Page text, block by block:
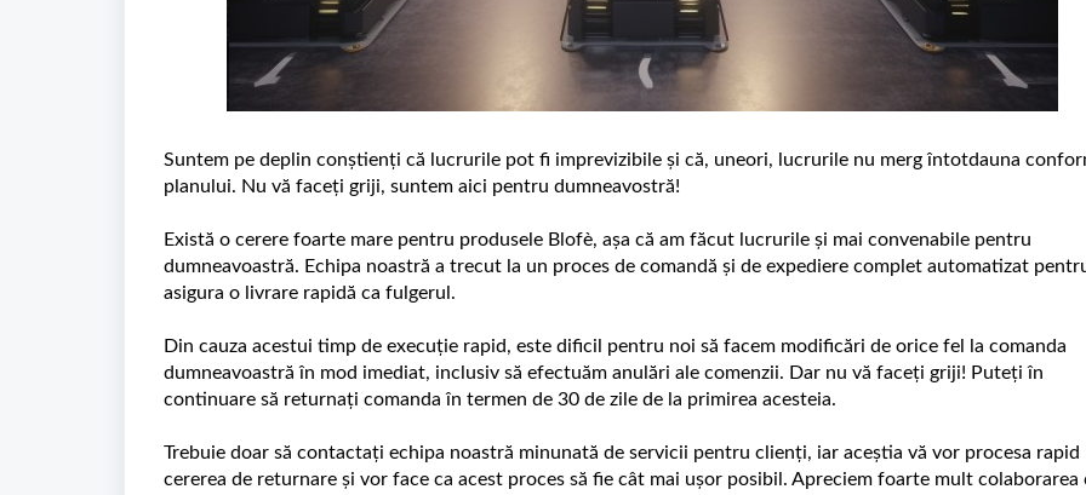
Suntem pe deplin conștienți că lucrurile pot fi imprevizibile și că, uneori, lucrurile nu merg întotdauna
planului. Nu vă faceți griji, suntem aici pentru dumneavostră!
Există o cerere foarte mare pentru produsele Blofè, așa că am făcut lucrurile și mai convenabile pentru
dumneavoastră. Echipa noastră a trecut la un proces de comandă și de expediere complet automatizat
asigura o livrare rapidă ca fulgerul.
Din cauza acestui timp de execuție rapid, este dificil pentru noi să facem modificări de orice fel la comanda
dumneavoastră în mod imediat, inclusiv să efectuăm anulări ale comenzii. Dar nu vă faceți griji! Puteți în
continuare să returnați comanda în termen de 30 de zile de la primirea acesteia.
Trebuie doar să contactați echipa noastră minunată de servicii pentru clienți, iar aceștia vă vor procesa rapid
cererea de returnare și vor face ca acest proces să fie cât mai ușor posibil. Apreciem foarte mult colaborarea